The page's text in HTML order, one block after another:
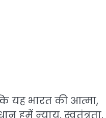
यह भारत की आत्मा,
हमें न्याय, स्वतंत्रता,